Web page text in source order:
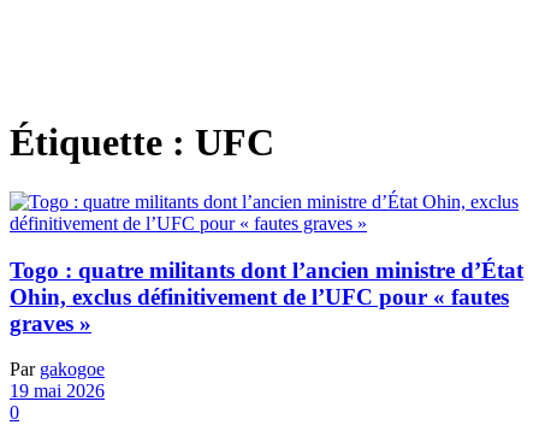
Étiquette : UFC
Togo : quatre militants dont l’ancien ministre d’État
Ohin, exclus définitivement de l’UFC pour « fautes
graves »
Par gakogoe
19 mai 2026
0